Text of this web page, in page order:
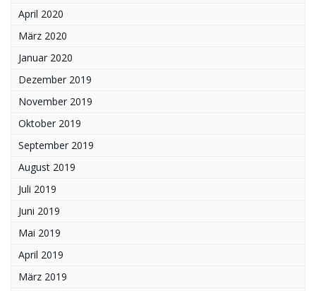
April 2020
März 2020
Januar 2020
Dezember 2019
November 2019
Oktober 2019
September 2019
August 2019
Juli 2019
Juni 2019
Mai 2019
April 2019
März 2019